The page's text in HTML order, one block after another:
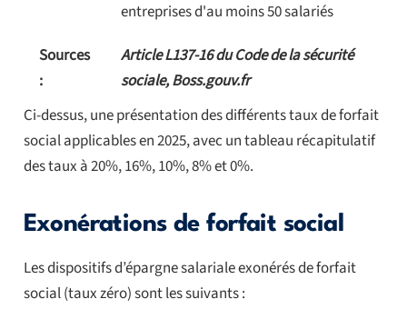
Sources
:
Article L137-16 du Code de la sécurité
sociale, Boss.gouv.fr
entreprises d'au moins 50 salariés
Ci-dessus, une présentation des différents taux de forfait
social applicables en 2025, avec un tableau récapitulatif
des taux à 20%, 16%, 10%, 8% et 0%.
Exonérations de forfait social
Les dispositifs d’épargne salariale exonérés de forfait
social (taux zéro) sont les suivants :